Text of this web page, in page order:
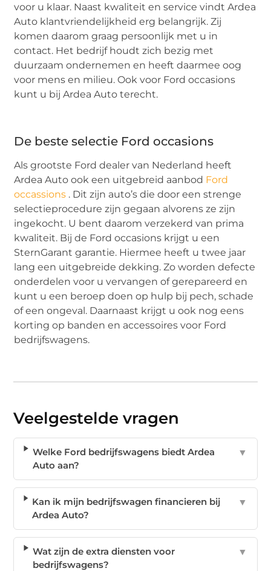
voor u klaar. Naast kwaliteit en service vindt Ardea
Auto klantvriendelijkheid erg belangrijk. Zij
komen daarom graag persoonlijk met u in
contact. Het bedrijf houdt zich bezig met
duurzaam ondernemen en heeft daarmee oog
voor mens en milieu. Ook voor Ford occasions
kunt u bij Ardea Auto terecht.
De beste selectie Ford occasions
Als grootste Ford dealer van Nederland heeft
Ardea Auto ook een uitgebreid aanbod Ford
occassions . Dit zijn auto’s die door een strenge
selectieprocedure zijn gegaan alvorens ze zijn
ingekocht. U bent daarom verzekerd van prima
kwaliteit. Bij de Ford occasions krijgt u een
SternGarant garantie. Hiermee heeft u twee jaar
lang een uitgebreide dekking. Zo worden defecte
onderdelen voor u vervangen of gerepareerd en
kunt u een beroep doen op hulp bij pech, schade
of een ongeval. Daarnaast krijgt u ook nog eens
korting op banden en accessoires voor Ford
bedrijfswagens.
Veelgestelde vragen
Welke Ford bedrijfswagens biedt Ardea
Auto aan?
▼
Kan ik mijn bedrijfswagen financieren bij
Ardea Auto?
▼
Wat zijn de extra diensten voor
bedrijfswagens?
▼